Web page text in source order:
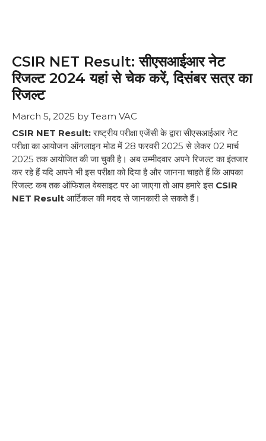
CSIR NET Result: सीएसआईआर नेट
रिजल्ट 2024 यहां से चेक करें, दिसंबर सत्र का
रिजल्ट
March 5, 2025 by Team VAC
CSIR NET Result:राष्ट्रीय परीक्षा एजेंसी के द्वारा सीएसआईआर नेट
परीक्षा का आयोजन ऑनलाइन मोड में 28 फरवरी 2025 से लेकर 02 मार्च
2025 तक आयोजित की जा चुकी है। अब उम्मीदवार अपने रिजल्ट का इंतजार
कर रहे हैं यदि आपने भी इस परीक्षा को दिया है और जानना चाहते हैं कि आपका
रिजल्ट कब तक ऑफिशल वेबसाइट पर आ जाएगा तो आप हमारे इस CSIR
NET Result आर्टिकल की मदद से जानकारी ले सकते हैं।